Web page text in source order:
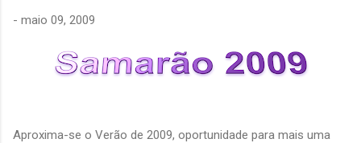
- maio 09, 2009
Aproxima-se o Verão de 2009, oportunidade para mais uma